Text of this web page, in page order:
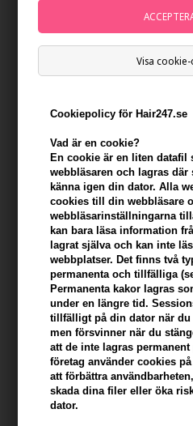
Visa
Cookiepolicy för Hair247.se
Vad är en cookie?
En cookie är en liten datafil
webbläsaren och lagras där
känna igen din dator. Alla
cookies till din webbläsare
webbläsarinställningarna
kan bara läsa information
lagrat själva och kan inte
webbplatser. Det finns två
permanenta och tillfälliga
Permanenta kakor lagras
under en längre tid.
tillfälligt på din dator när du
men försvinner när du
att de inte lagras
företag använder cookies
att förbättra
skada dina filer eller öka
dator.
Evolve Organic Beauty
Varumärken Evolve Organic Beauty
Tidigare lägsta pris: 157,00
142,00SEK
Erbjudandet gäller: 30.07.26 - 13.08.26
+